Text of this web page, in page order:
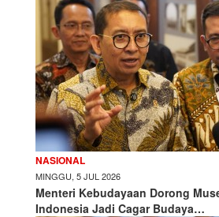
NASIONAL
MINGGU, 5 JUL 2026
Menteri Kebudayaan Dorong
Indonesia Jadi Cagar Budaya…